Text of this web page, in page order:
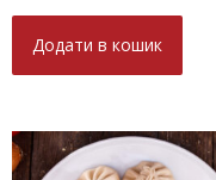
Додати в кошик